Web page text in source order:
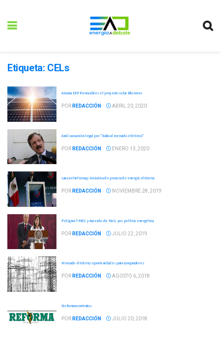
Etiqueta: CELs
Arranca EDF Renovables el proyecto solar Bluemex
POR REDACCIÓN ABRIL 20, 2020
Analizan acción legal por "daño al mercado eléctrico"
POR REDACCIÓN ENERO 13, 2020
Lanza Vitol Group iniciativa de procura de energía eléctrica
POR REDACCIÓN NOVIEMBRE 28, 2019
Peligran T-MEC y Acuerdo de París por política energética
POR REDACCIÓN JULIO 22, 2019
Mercado eléctrico: oportunidades para compradores
POR REDACCIÓN AGOSTO 6, 2018
No honran contratos
POR REDACCIÓN JULIO 20, 2018